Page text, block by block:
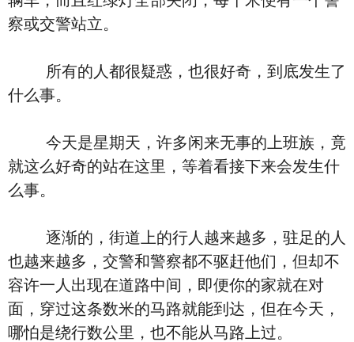
察或交警站立。
所有的人都很疑惑，也很好奇，到底发生了
什么事。
今天是星期天，许多闲来无事的上班族，竟
就这么好奇的站在这里，等着看接下来会发生什
么事。
逐渐的，街道上的行人越来越多，驻足的人
也越来越多，交警和警察都不驱赶他们，但却不
容许一人出现在道路中间，即便你的家就在对
面，穿过这条数米的马路就能到达，但在今天，
哪怕是绕行数公里，也不能从马路上过。